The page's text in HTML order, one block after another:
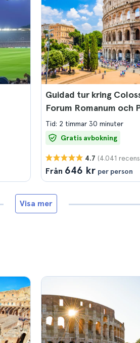
Guidad tur kring
Forum Romanum och
Tid: 2 timmar 30 minuter
Gratis avbokning
4.7 (4.041
Från 646 kr per person
Visa mer